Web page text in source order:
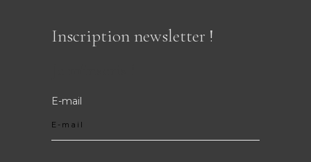
Inscription newsletter !
E-mail